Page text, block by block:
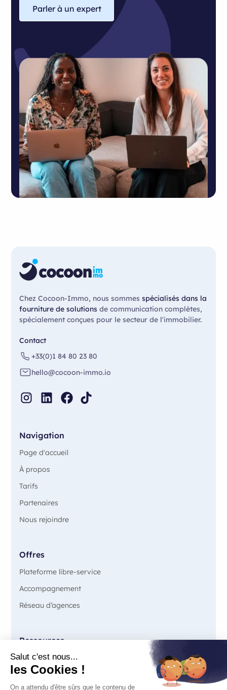
Parler à un expert
Chez Cocoon-Immo, nous sommesspécialisés dans la
fourniture de solutions de communication complètes,
spécialement conçues pour le secteur de l'immobilier.
Contact
+33(0)1 84 80 23 80
hello@cocoon-immo.io
Navigation
Page d'accueil
À propos
Tarifs
Partenaires
Nous rejoindre
Offres
Plateforme libre-service
Accompagnement
Réseau d’agences
Ressources
Blog
Guides